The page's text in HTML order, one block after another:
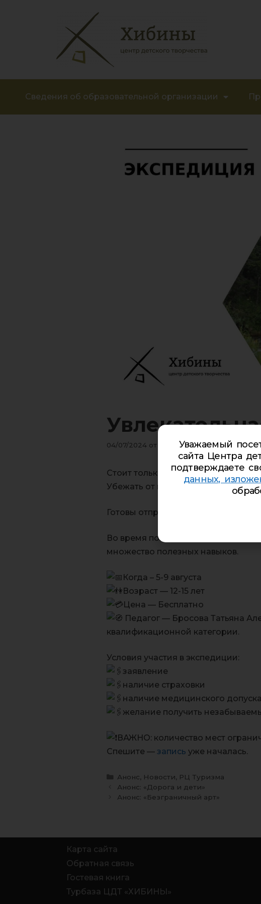
Сведения об образовательной организации
04/07/2024 от Роман
Стоит только оглядеться вокруг, и
Убежать от всего с помощью
Готовы отправиться в
Во время походов вы не только
множество полезных навыков.
Когда – 5-9 августа
Возраст — 12-15 лет
Цена — Бесплатно
Педагог — Бросова Татьяна
квалификационной категории.
Условия участия в экспедиции:
заявление
наличие страховки
наличие медицинского
желание получить
ВАЖНО: количество мест
Спешите — запись уже началась.
Анонс, Новости, РЦ Туризма
Анонс: «Дорога и дети»
Анонс: «Безграничный арт»
Карта сайта
Обратная связь
Гостевая книга
Турбаза ЦДТ «ХИБИНЫ»
Уважаемый
сайта Центра
подтверждаете
данных,